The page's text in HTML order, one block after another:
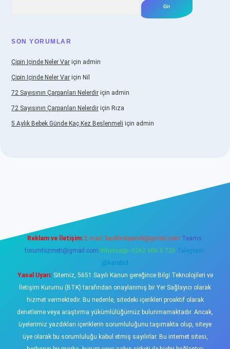
SON YORUMLAR
Çipin Içinde Neler Var için admin
Çipin Içinde Neler Var için Nil
72 Sayısının Çarpanları Nelerdir için admin
72 Sayısının Çarpanları Nelerdir için Rıza
5 Aylık Bebek Günde Kaç Kez Beslenmeli için admin
Reklam ve İletişim: E-mail: backlinkpaneli@gmail.com Teams:
forumhizmeti@gmail.com Whatsapp: 0262 606 0 726 Telegram:
@karabul
Yasal Uyarı:Sitemiz, 5651 Sayılı Kanun gereğince Bilgi Teknolojileri ve
İletişim Kurumu (BTK) tarafından onaylanmış bir Yer Sağlayıcı olarak
hizmet vermektedir. Bu nedenle, sitedeki içerikleri proaktif olarak
denetleme veya araştırma yükümlülüğümüz bulunmamaktadır. Ancak,
üyelerimiz yazdıkları içeriklerin sorumluluğunu taşımakta olup, siteye
üye olarak bu sorumluluğu kabul etmiş sayılırlar. Bu internet sitesi,